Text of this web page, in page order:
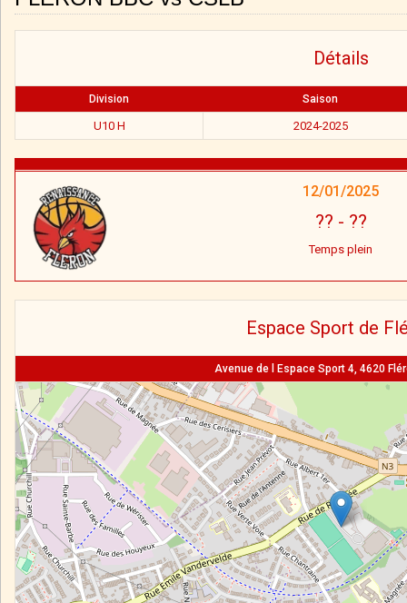
Détails
Division Saison
U10 H 2024-2025
12/01/2025
?? - ??
Temps plein
Espace Sport de
Avenue de l Espace Sport 4, 4620